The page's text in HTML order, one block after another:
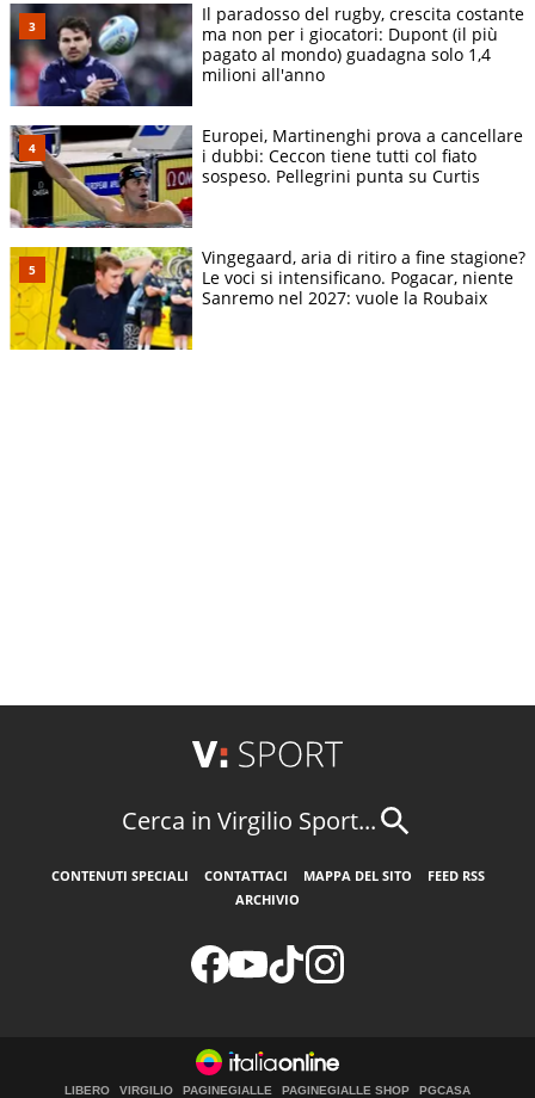
Il paradosso del rugby, crescita costante
ma non per i giocatori: Dupont (il più
pagato al mondo) guadagna solo 1,4
milioni all'anno
Europei, Martinenghi prova a cancellare
i dubbi: Ceccon tiene tutti col fiato
sospeso. Pellegrini punta su Curtis
Vingegaard, aria di ritiro a fine stagione?
Le voci si intensificano. Pogacar, niente
Sanremo nel 2027: vuole la Roubaix
Cerca in Virgilio Sport...
CONTENUTI SPECIALI CONTATTACI MAPPA DEL SITO
FEED RSS
ARCHIVIO
LIBERO VIRGILIO PAGINEGIALLE PAGINEGIALLE SHOP PGCASA